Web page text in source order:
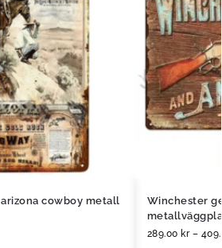
cowboy metall
Winchester
289.00 kr –